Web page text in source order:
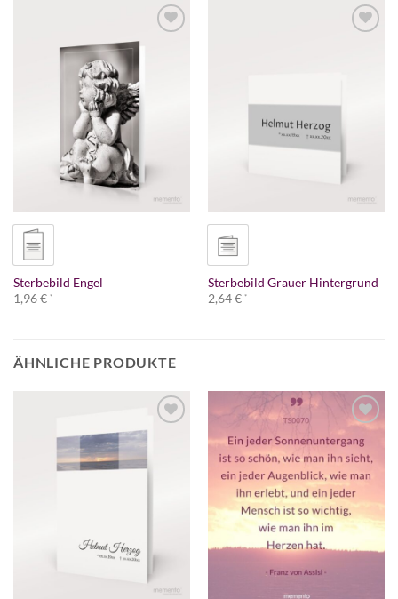
Sterbebild Engel
1,96€ *
Sterbebild Grauer Hintergrund
2,64€ *
ÄHNLICHE PRODUKTE